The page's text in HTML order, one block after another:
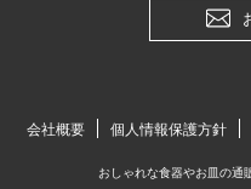
会社概要 個人情報保護方針
おしゃれな食器やお皿の通